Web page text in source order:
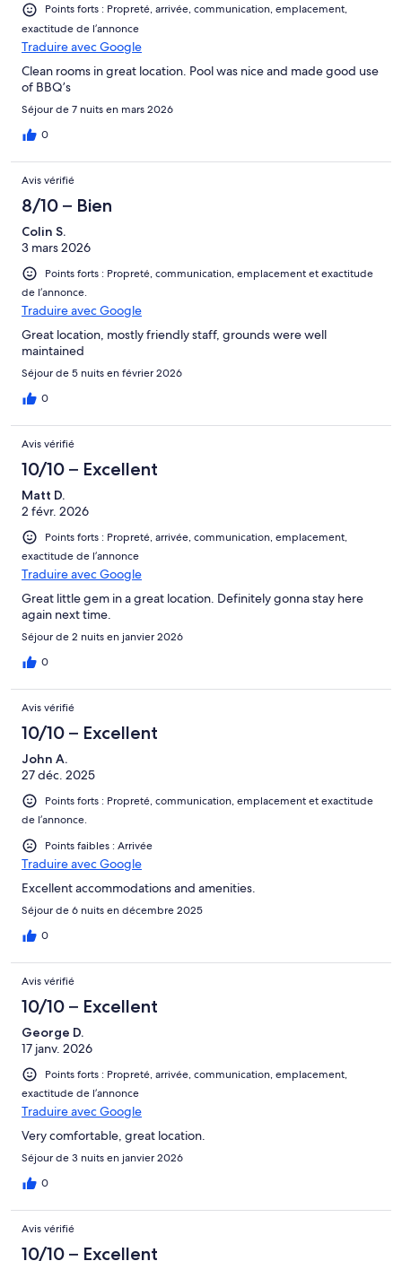
Points forts : Propreté, arrivée, communication, emplacement,
exactitude de l’annonce
Traduire avec Google
Clean rooms in great location. Pool was nice and made good use
of BBQ’s
Séjour de 7 nuits en mars 2026
0
Avis vérifié
8/10 – Bien
Colin S.
3 mars 2026
Points forts : Propreté, communication, emplacement et exactitude
de l’annonce.
Traduire avec Google
Great location, mostly friendly staff, grounds were well
maintained
Séjour de 5 nuits en février 2026
0
Avis vérifié
10/10 – Excellent
Matt D.
2 févr. 2026
Points forts : Propreté, arrivée, communication, emplacement,
exactitude de l’annonce
Traduire avec Google
Great little gem in a great location. Definitely gonna stay here
again next time.
Séjour de 2 nuits en janvier 2026
0
Avis vérifié
10/10 – Excellent
John A.
27 déc. 2025
Points forts : Propreté, communication, emplacement et exactitude
de l’annonce.
Points faibles : Arrivée
Traduire avec Google
Excellent accommodations and amenities.
Séjour de 6 nuits en décembre 2025
0
Avis vérifié
10/10 – Excellent
George D.
17 janv. 2026
Points forts : Propreté, arrivée, communication, emplacement,
exactitude de l’annonce
Traduire avec Google
Very comfortable, great location.
Séjour de 3 nuits en janvier 2026
0
Avis vérifié
10/10 – Excellent